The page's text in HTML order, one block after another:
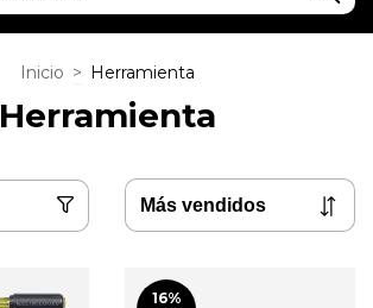
Inicio > Herramienta
Herramienta
16%